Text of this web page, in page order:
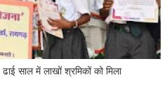
साल में लाखों श्रमिकों को मिला